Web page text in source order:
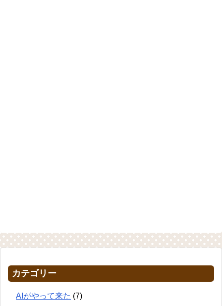
カテゴリー
AIがやって来た (7)